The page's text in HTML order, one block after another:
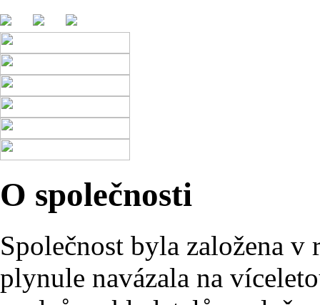
O společnosti
Společnost byla založena v
plynule navázala na